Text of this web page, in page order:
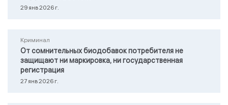
29 янв 2026 г.
Криминал
От сомнительных биодобавок потребителя не
защищают ни маркировка, ни государственная
регистрация
27 янв 2026 г.